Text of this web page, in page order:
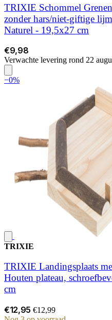
TRIXIE Schommel
zonder hars/niet-giftige
Naturel - 19,5x27 cm
€9,98
Verwachte levering rond 22
−0%
TRIXIE
TRIXIE Landingsplaats
Houten plateau,
cm
€12,95 €12,99